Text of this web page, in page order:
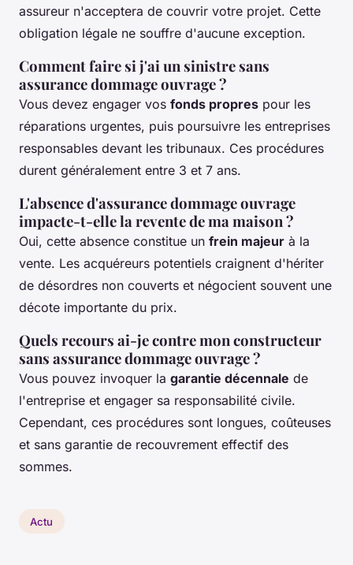
assureur n'acceptera de couvrir votre projet. Cette
obligation légale ne souffre d'aucune exception.
Comment faire si j'ai un sinistre sans
assurance dommage ouvrage ?
Vous devez engager vos fonds propres pour les
réparations urgentes, puis poursuivre les entreprises
responsables devant les tribunaux. Ces procédures
durent généralement entre 3 et 7 ans.
L'absence d'assurance dommage ouvrage
impacte-t-elle la revente de ma maison ?
Oui, cette absence constitue un frein majeur à la
vente. Les acquéreurs potentiels craignent d'hériter
de désordres non couverts et négocient souvent une
décote importante du prix.
Quels recours ai-je contre mon constructeur
sans assurance dommage ouvrage ?
Vous pouvez invoquer la garantie décennale de
l'entreprise et engager sa responsabilité civile.
Cependant, ces procédures sont longues, coûteuses
et sans garantie de recouvrement effectif des
sommes.
Actu